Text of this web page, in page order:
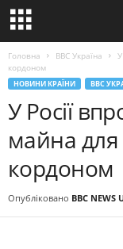
Головна BBC Україна
кордоном
НОВИНИ КРАЇНИ BBC
У Росії
майна для
кордоном
Опубліковано BBC NEWS